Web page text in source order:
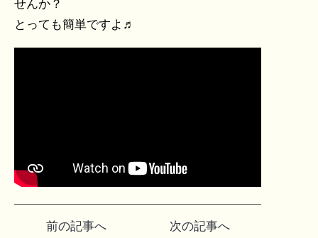
せんか？
とっても簡単ですよ♬
前の記事へ 次の記事へ